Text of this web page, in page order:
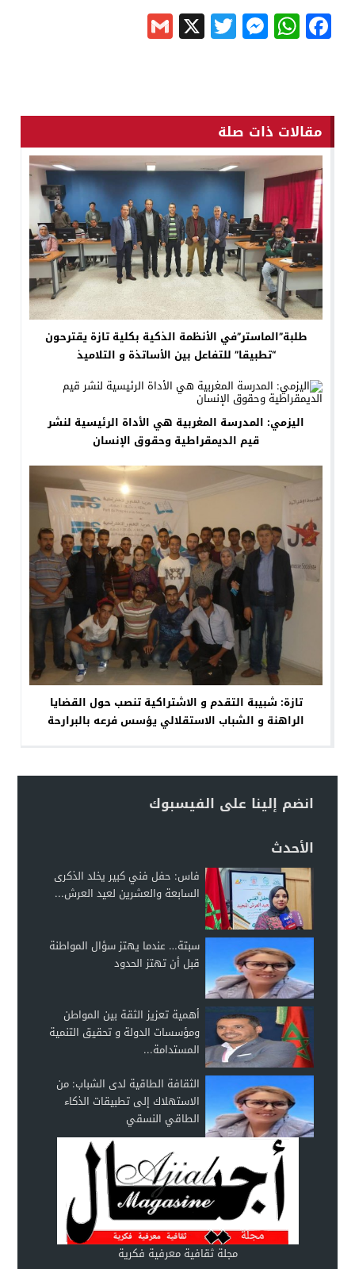
Facebook
WhatsApp
Messenger
Twitter
X
مقالات ذات صلة
طلبة”الماستر”في الأنظمة الذكية بكلية تازة يقترحون
“تطبيقا” للتفاعل بين الأساتذة و التلاميذ
اليزمي: المدرسة المغربية هي الأداة الرئيسية لنشر
قيم الديمقراطية وحقوق الإنسان
تازة: شبيبة التقدم و الاشتراكية تنصب حول القضايا
الراهنة و الشباب الاستقلالي يؤسس فرعه بالبرارحة
انضم إلينا على الفيسبوك
الأحدث
فاس: حفل فني كبير يخلد الذكرى
السابعة والعشرين لعيد العرش...
سبتة… عندما يهتز سؤال المواطنة
قبل أن تهتز الحدود
أهمية تعزيز الثقة بين المواطن
ومؤسسات الدولة و تحقيق التنمية
المستدامة...
الثقافة الطاقية لدى الشباب: من
الاستهلاك إلى تطبيقات الذكاء
الطاقي النسقي
مجلة ثقافية معرفية فكرية